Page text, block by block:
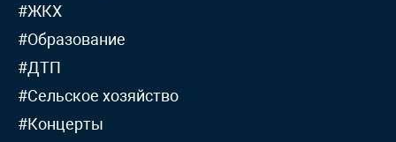
#ЖКХ
#Образование
#ДТП
#Сельское хозяйство
#Концерты